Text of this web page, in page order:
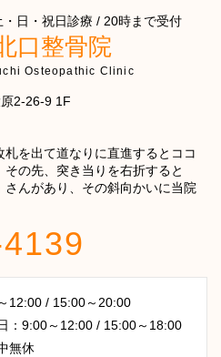
・日・祝日診療 / 20時まで受付
口整骨院
Osteopathic Clinic
2-26-9 1F
を出て道なりに直進するとココ
の先、突き当りを右折すると
んがあり、その斜向かいに当院
12:00 / 15:00～20:00
：9:00～12:00 / 15:00～18:00
無休